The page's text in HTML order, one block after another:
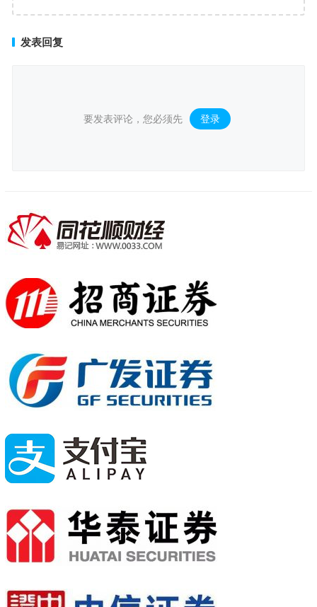
发表回复
要发表评论，您必须先 登录 。